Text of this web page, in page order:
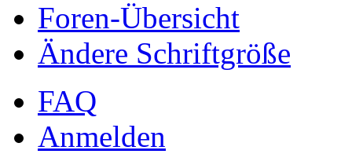
Foren-Übersicht
Ändere Schriftgröße
FAQ
Anmelden